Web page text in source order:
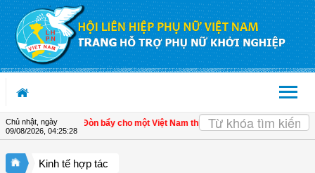
Truy cập nội dung luôn
Chủ nhật, ngày
09/08/2026 04:25:28
kinh tế tư nhân - Đòn bẩy cho một Việt Nam thịnh vượng | Hội LHPN tỉnh
Kinh tế hợp tác